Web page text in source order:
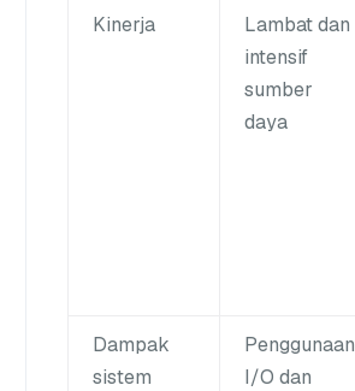
Kinerja
Lambat dan
intensif
sumber
daya
Dampak
sistem
Penggunaan
I/O dan